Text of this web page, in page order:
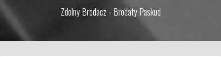
Zdolny Brodacz - Brodaty Paskud